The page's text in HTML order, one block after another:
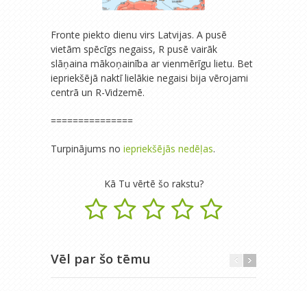
Fronte piekto dienu virs Latvijas. A pusē
vietām spēcīgs negaiss, R pusē vairāk
slāņaina mākoņainība ar vienmērīgu lietu. Bet
iepriekšējā naktī lielākie negaisi bija vērojami
centrā un R-Vidzemē.
===============
Turpinājums no iepriekšējās nedēļas.
Kā Tu vērtē šo rakstu?
Vēl par šo tēmu